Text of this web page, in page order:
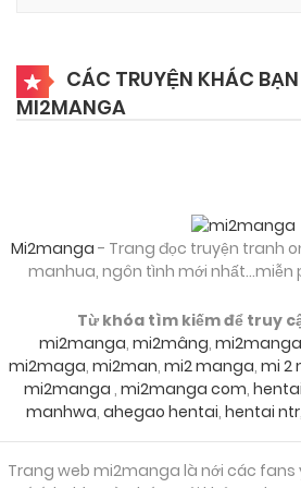
Chapter 5 12/07/2026
Chapter 3 12/07/2026
Chapter 2 12/07/2026
12/07/2026
CÁC TRUYỆN KHÁC
MI2MANGA
Mi2manga - Trang đọc truyện tranh
manhua, ngôn tình mới nhất...miễn
Từ khóa tìm kiếm để truy
mi2manga, mi2mâng,
mi2maga, mi2man, mi2 manga, mi 2
mi2manga , mi2manga com,
manhwa, ahegao hentai, hentai ntr,
Trang web mi2manga là nới các fans